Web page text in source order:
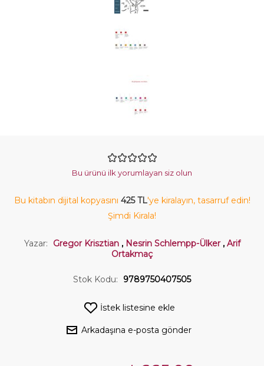
Bu ürünü ilk yorumlayan siz olun
Bu kitabın dijital kopyasını 425 TL'ye kiralayın, tasarruf edin!
Şimdi Kirala!
Yazar: Gregor Krisztian , Nesrin Schlempp-Ülker , Arif
Ortakmaç
Stok Kodu: 9789750407505
İstek listesine ekle
Arkadaşına e-posta gönder